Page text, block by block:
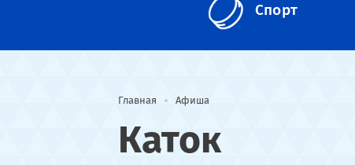
Спорт
Главная Афиша
Каток